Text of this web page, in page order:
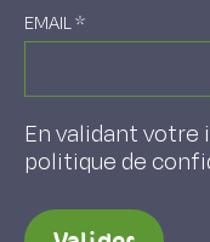
EMAIL*
En validant votre
politique de